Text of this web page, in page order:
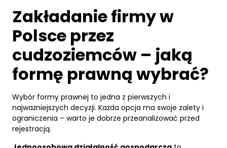
Zakładanie firmy w
Polsce przez
cudzoziemców – jaką
formę prawną wybrać?
Wybór formy prawnej to jedna z pierwszych i
najważniejszych decyzji. Każda opcja ma swoje zalety i
ograniczenia – warto je dobrze przeanalizować przed
rejestracją.